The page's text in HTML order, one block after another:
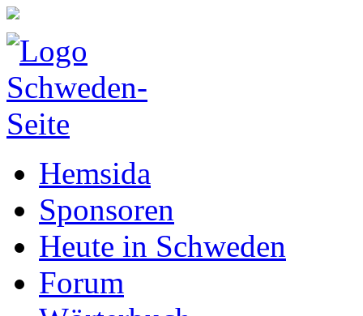
Hemsida
Sponsoren
Heute in Schweden
Forum